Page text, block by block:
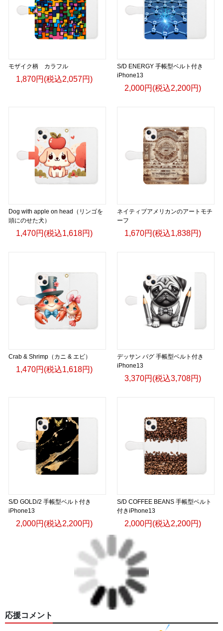
モザイク柄 カラフル
1,870円(税込2,057円)
S/D ENERGY 手帳型ベルト付き
iPhone13
2,000円(税込2,200円)
Dog with apple on head（リンゴを
頭にのせた犬）
1,470円(税込1,618円)
ネイティブアメリカンのアートモチ
ーフ
1,670円(税込1,838円)
Crab & Shrimp（カニ & エビ）
1,470円(税込1,618円)
デッサン パグ 手帳型ベルト付き
iPhone13
3,370円(税込3,708円)
S/D GOLD/2 手帳型ベルト付き
iPhone13
2,000円(税込2,200円)
S/D COFFEE BEANS 手帳型ベルト
付きiPhone13
2,000円(税込2,200円)
応援コメント